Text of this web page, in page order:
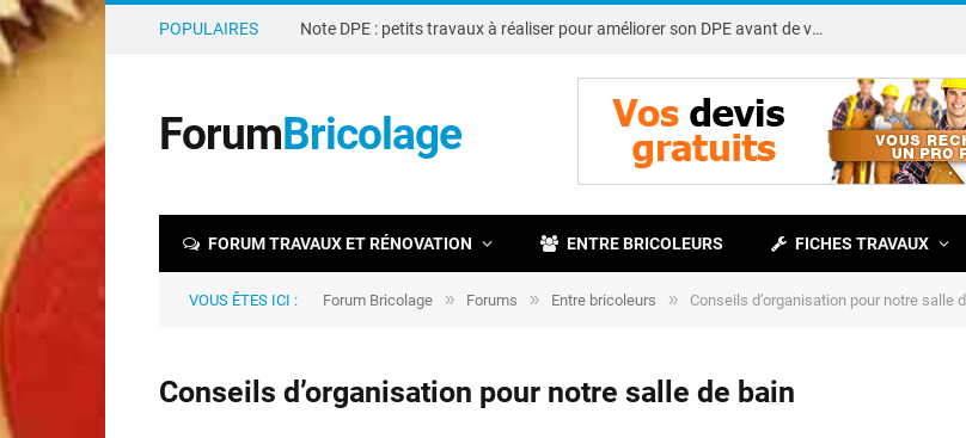
POPULAIRES Note DPE : petits travaux à réaliser pour améliorer son DPE avant de vendre
ForumBricolage
FORUM TRAVAUX ET RÉNOVATION ENTRE BRICOLEURS FICHES TRAVAUX
VOUS ÊTES ICI : Forum Bricolage » Forums » Entre bricoleurs » Conseils d’organisation pour notre salle
Conseils d’organisation pour notre salle de bain